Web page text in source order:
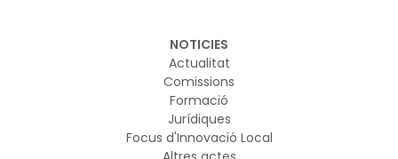
NOTICIES
Actualitat
Comissions
Formació
Jurídiques
Focus d'Innovació Local